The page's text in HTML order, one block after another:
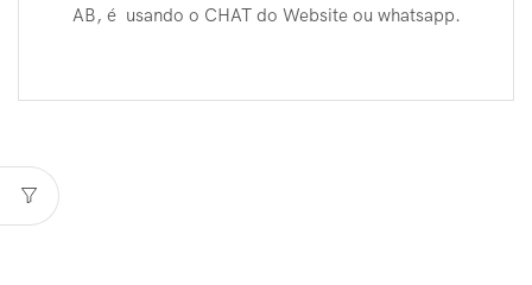
AB, é usando o CHAT do Website ou whatsapp.